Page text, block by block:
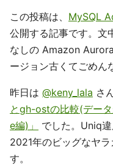
この投稿は、 MySQL
公開する記事です。文
なしの Amazon
ージョン古くてごめん
昨日は @keny_lala さ
とgh-ostの比較(デー
e編)」
でした。Uniq
2021年のビッグなヤ
す。